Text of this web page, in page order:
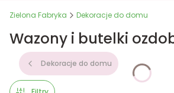
Zielona Fabryka Dekoracje do domu
Wazony i butelki
Dekoracje do domu